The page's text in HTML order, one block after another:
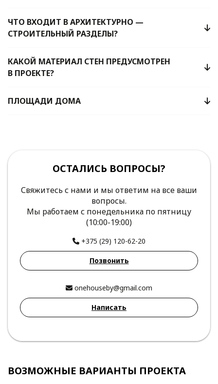
ЧТО ВХОДИТ В АРХИТЕКТУРНО —
СТРОИТЕЛЬНЫЙ РАЗДЕЛЫ?
КАКОЙ МАТЕРИАЛ СТЕН ПРЕДУСМОТРЕН
В ПРОЕКТЕ?
ПЛОЩАДИ ДОМА
ОСТАЛИСЬ ВОПРОСЫ?
Свяжитесь с нами и мы ответим на все ваши
вопросы.
Мы работаем с понедельника по пятницу
(10:00-19:00)
+375 (29) 120-62-20
Позвонить
onehouseby@gmail.com
Написать
ВОЗМОЖНЫЕ ВАРИАНТЫ ПРОЕКТА